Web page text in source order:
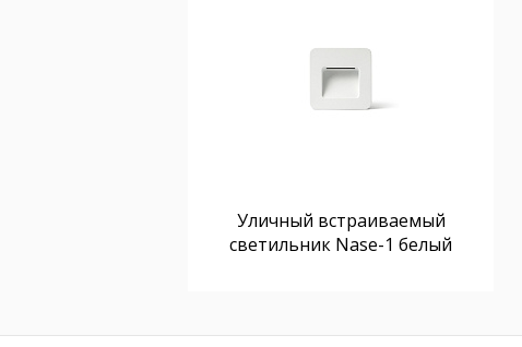
Уличный встраиваемый
светильник Nase-1 белый